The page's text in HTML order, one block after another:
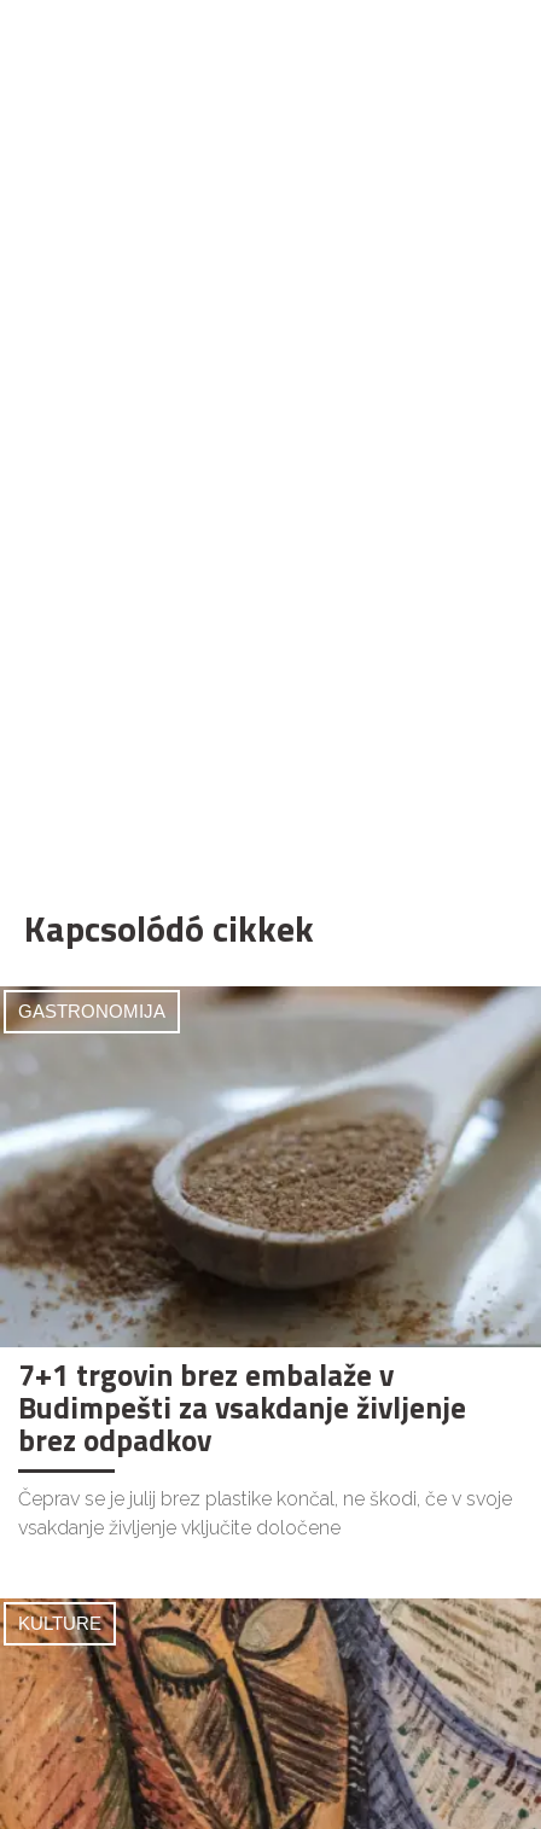
Kapcsolódó cikkek
GASTRONOMIJA
7+1 trgovin brez embalaže v
Budimpešti za vsakdanje življenje
brez odpadkov
Čeprav se je julij brez plastike končal, ne škodi, če v svoje
vsakdanje življenje vključite določene
KULTURE